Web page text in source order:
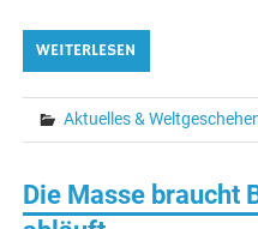
WEITERLESEN
Aktuelles &
Die Masse braucht